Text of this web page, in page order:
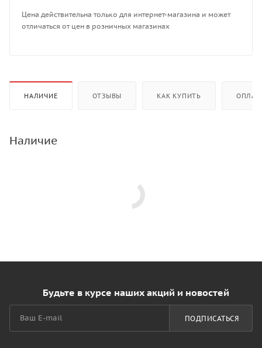
Цена действительна только для интернет-магазина и может
отличаться от цен в розничных магазинах
НАЛИЧИЕ ОТЗЫВЫ КАК КУПИТЬ
Наличие
Будьте в курсе наших акций и новостей
ПОДПИСАТЬСЯ